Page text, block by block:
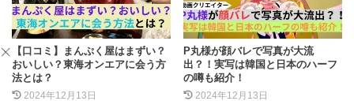
【口コミ】まんぷく屋はまずい？
おいしい？東海オンエアに会う方
法とは？
2024年12月13日
P丸様が顔バレで写真が大流
出？！実写は韓国と日本のハーフ
の噂も紹介！
2024年12月13日